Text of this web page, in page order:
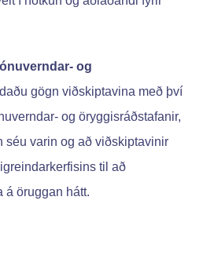
og
gögn viðskiptavina með því
og öryggisráðstafanir,
varin og að viðskiptavinir
til að
á öruggan hátt.